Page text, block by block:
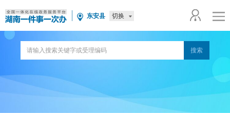
东安县 切换